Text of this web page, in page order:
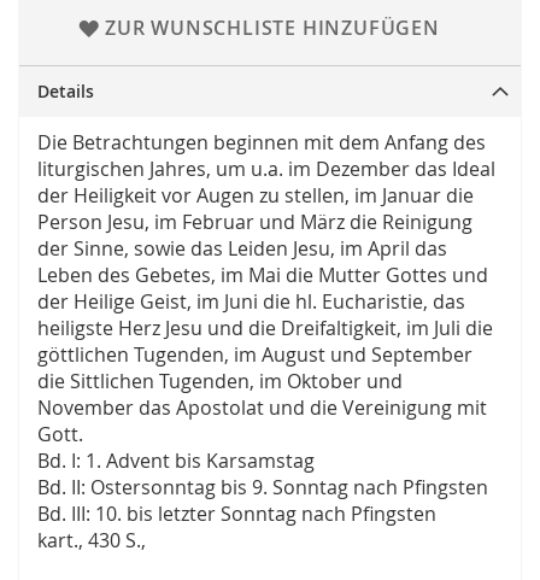
ZUR WUNSCHLISTE HINZUFÜGEN
Details
Die Betrachtungen beginnen mit dem Anfang des
liturgischen Jahres, um u.a. im Dezember das Ideal
der Heiligkeit vor Augen zu stellen, im Januar die
Person Jesu, im Februar und März die Reinigung
der Sinne, sowie das Leiden Jesu, im April das
Leben des Gebetes, im Mai die Mutter Gottes und
der Heilige Geist, im Juni die hl. Eucharistie, das
heiligste Herz Jesu und die Dreifaltigkeit, im Juli die
göttlichen Tugenden, im August und September
die Sittlichen Tugenden, im Oktober und
November das Apostolat und die Vereinigung mit
Gott.
Bd. I: 1. Advent bis Karsamstag
Bd. II: Ostersonntag bis 9. Sonntag nach Pfingsten
Bd. III: 10. bis letzter Sonntag nach Pfingsten
kart., 430 S.,